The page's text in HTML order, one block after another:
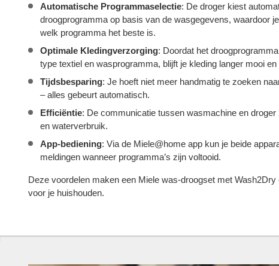
Automatische Programmaselectie: De droger kiest
droogprogramma op basis van de wasgegevens, waardoor
welk programma het beste is.
Optimale Kledingverzorging: Doordat het
type textiel en wasprogramma, blijft je kleding langer mooi
Tijdsbesparing: Je hoeft niet meer handmatig te zoeken
– alles gebeurt automatisch.
Efficiëntie: De communicatie tussen wasmachine en
en waterverbruik.
App-bediening: Via de Miele@home app kun je beide
meldingen wanneer programma’s zijn voltooid.
Deze voordelen maken een Miele was-droogset met
voor je huishouden.